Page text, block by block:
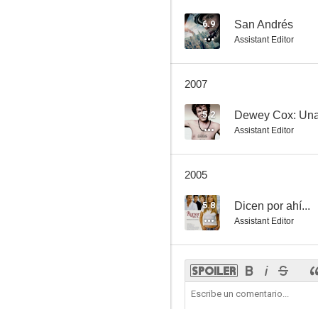
6.9 San Andrés
Assistant Editor
2007
5.2 Dewey Cox:
Assistant Editor
2005
5.8 Dicen por ahí...
Assistant Editor